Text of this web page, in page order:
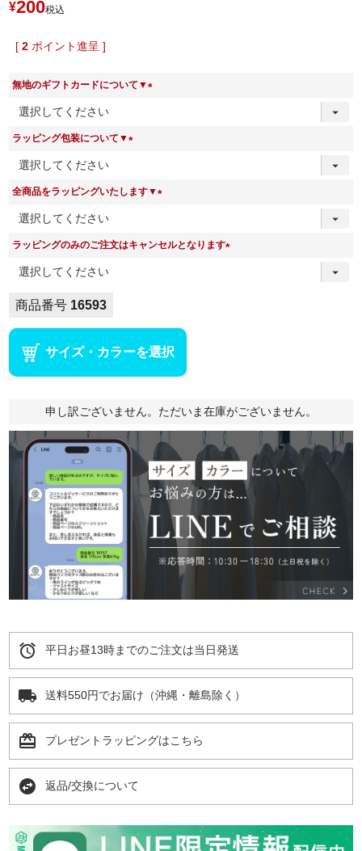
¥200税込
[ 2 ポイント進呈 ]
無地のギフトカードについて▼
ラッピング包装について▼
須
全商品をラッピングいたします▼
須
ラッピングのみのご注文はキャンセルとなります
商品番号 16593
サイズ・カラーを選択
申し訳ございません。ただいま在庫がございません。
alarm 平日お昼13時までのご注文は当日発送
local_shipping 送料550円でお届け（沖縄・離島除く）
card_giftcard プレゼントラッピングはこちら
swap_horizontal_circle 返品/交換について